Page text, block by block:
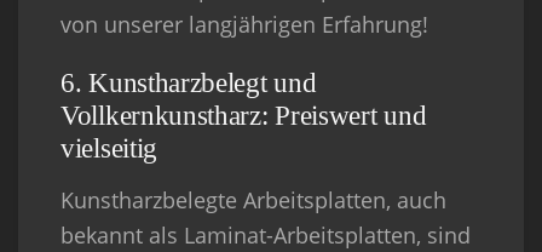
von unserer langjährigen Erfahrung!
6. Kunstharzbelegt und
Vollkernkunstharz: Preiswert und
vielseitig
Kunstharzbelegte Arbeitsplatten, auch
bekannt als Laminat-Arbeitsplatten, sind